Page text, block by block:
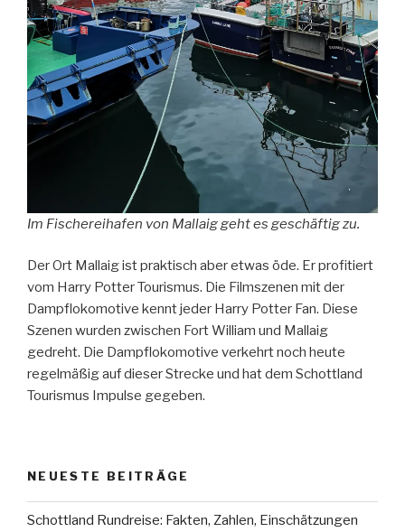
Im Fischereihafen von Mallaig geht es geschäftig zu.
Der Ort Mallaig ist praktisch aber etwas öde. Er profitiert
vom Harry Potter Tourismus. Die Filmszenen mit der
Dampflokomotive kennt jeder Harry Potter Fan. Diese
Szenen wurden zwischen Fort William und Mallaig
gedreht. Die Dampflokomotive verkehrt noch heute
regelmäßig auf dieser Strecke und hat dem Schottland
Tourismus Impulse gegeben.
NEUESTE BEITRÄGE
Schottland Rundreise: Fakten, Zahlen, Einschätzungen